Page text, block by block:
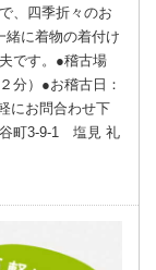
、四季折々のお
緒に着物の着付け
です。●稽古場
分）●お稽古日：
にお問合わせ下
谷町3-9-1 塩見 礼